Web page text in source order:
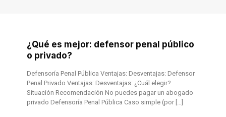
¿Qué es mejor: defensor penal público
o privado?
Defensoría Penal Pública Ventajas: Desventajas: Defensor
Penal Privado Ventajas: Desventajas: ¿Cuál elegir?
Situación Recomendación No puedes pagar un abogado
privado Defensoría Penal Pública Caso simple (por […]